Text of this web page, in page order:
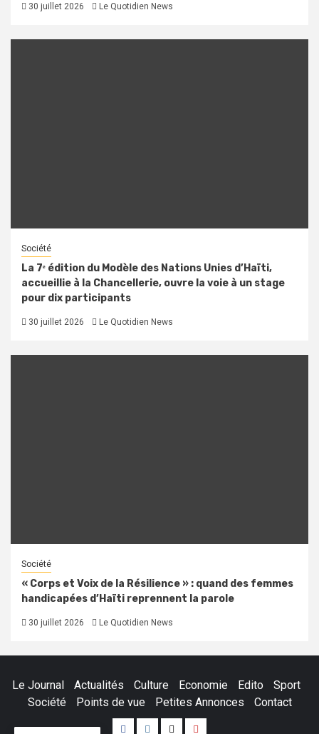
30 juillet 2026 Le Quotidien News
Société
La 7ᵉ édition du Modèle des Nations Unies d’Haïti,
accueillie à la Chancellerie, ouvre la voie à un stage
pour dix participants
30 juillet 2026 Le Quotidien News
Société
« Corps et Voix de la Résilience » : quand des femmes
handicapées d’Haïti reprennent la parole
30 juillet 2026 Le Quotidien News
Le Journal Actualités Culture Economie Edito
Sport
Société
Points de vue Petites Annonces Contact
FacebookInstagram
TwitterYoutube